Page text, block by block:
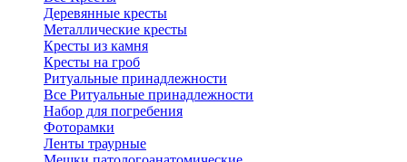
Деревянные кресты
Металлические кресты
Кресты из камня
Кресты на гроб
Ритуальные принадлежности
Все Ритуальные принадлежности
Набор для погребения
Фоторамки
Ленты траурные